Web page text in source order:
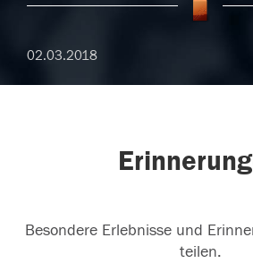
02.03.2018
Besondere Erlebnisse und
teilen.